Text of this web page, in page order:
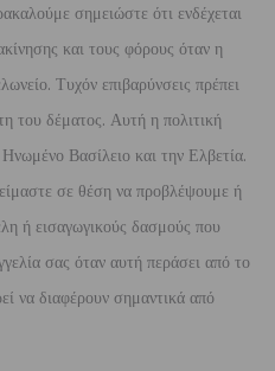
σημειώστε ότι ενδέχεται
και τους φόρους όταν η
Τυχόν επιβαρύνσεις πρέπει
του δέματος. Αυτή η πολιτική
Ηνωμένο Βασίλειο και την Ελβετία.
σε θέση να προβλέψουμε ή
ή εισαγωγικούς δασμούς που
σας όταν αυτή περάσει από το
να διαφέρουν σημαντικά από